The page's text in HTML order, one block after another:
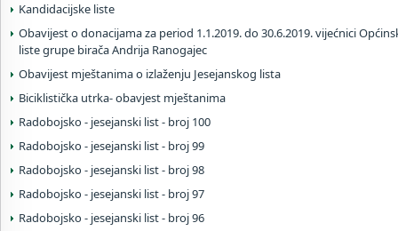
Kandidacijske liste
Obavijest o donacijama za period 1.1.2019. do 30.6.2019. vijećnici
liste grupe birača Andrija Ranogajec
Obavijest mještanima o izlaženju Jesejanskog lista
Biciklistička utrka- obavjest mještanima
Radobojsko - jesejanski list - broj 100
Radobojsko - jesejanski list - broj 99
Radobojsko - jesejanski list - broj 98
Radobojsko - jesejanski list - broj 97
Radobojsko - jesejanski list - broj 96